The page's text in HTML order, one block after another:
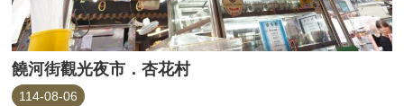
饒河街觀光夜市．杏花村
114-08-06